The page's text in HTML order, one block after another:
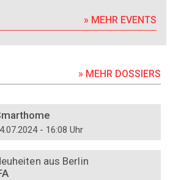
» MEHR EVENTS
» MEHR DOSSIERS
- 16:08 Uhr
aus Berlin